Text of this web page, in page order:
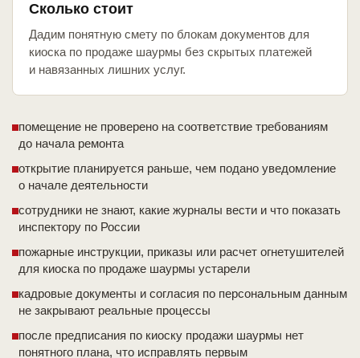
Сколько стоит
Дадим понятную смету по блокам документов для
киоска по продаже шаурмы без скрытых платежей
и навязанных лишних услуг.
помещение не проверено на соответствие требованиям
до начала ремонта
открытие планируется раньше, чем подано уведомление
о начале деятельности
сотрудники не знают, какие журналы вести и что показать
инспектору по России
пожарные инструкции, приказы или расчет огнетушителей
для киоска по продаже шаурмы устарели
кадровые документы и согласия по персональным данным
не закрывают реальные процессы
после предписания по киоску продажи шаурмы нет
понятного плана, что исправлять первым